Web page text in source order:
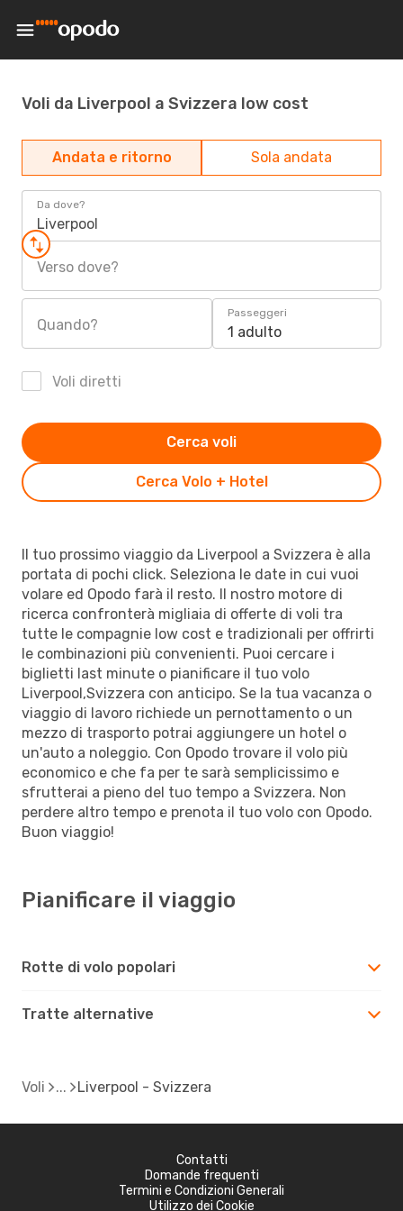
Voli da Liverpool a Svizzera low cost
Andata e ritorno Sola andata
Da dove?
Liverpool
Verso dove?
Quando?
Passeggeri
1 adulto
Voli diretti
Cerca Volo + Hotel
Cerca voli
Il tuo prossimo viaggio da Liverpool a Svizzera è alla
portata di pochi click. Seleziona le date in cui vuoi
volare ed Opodo farà il resto. Il nostro motore di
ricerca confronterà migliaia di offerte di voli tra
tutte le compagnie low cost e tradizionali per offrirti
le combinazioni più convenienti. Puoi cercare i
biglietti last minute o pianificare il tuo volo
Liverpool,Svizzera con anticipo. Se la tua vacanza o
viaggio di lavoro richiede un pernottamento o un
mezzo di trasporto potrai aggiungere un hotel o
un'auto a noleggio. Con Opodo trovare il volo più
economico e che fa per te sarà semplicissimo e
sfrutterai a pieno del tuo tempo a Svizzera. Non
perdere altro tempo e prenota il tuo volo con Opodo.
Buon viaggio!
Pianificare il viaggio
Rotte di volo popolari
Tratte alternative
Voli Liverpool - Svizzera
Contatti
Domande frequenti
Termini e Condizioni Generali
Utilizzo dei Cookie